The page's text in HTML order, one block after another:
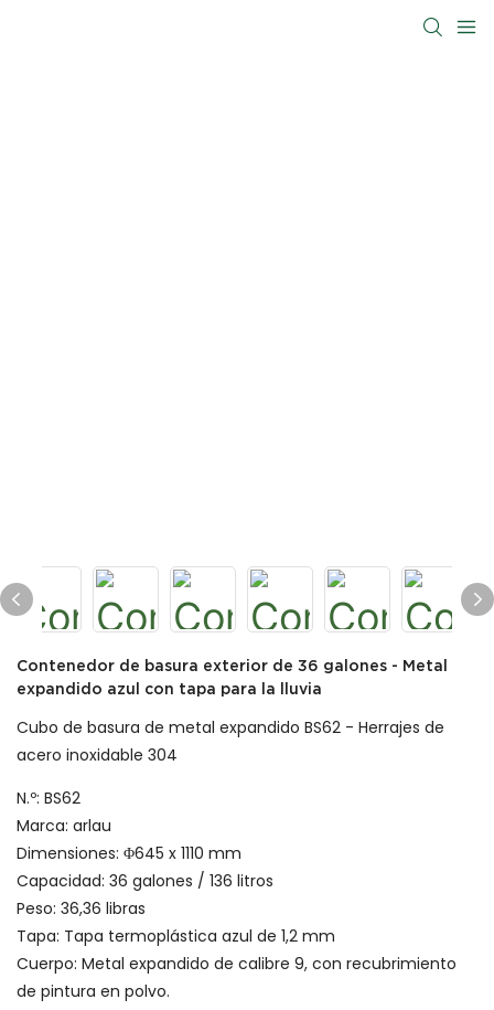
Contenedor de basura exterior de 36 galones - Metal
expandido azul con tapa para la lluvia
Cubo de basura de metal expandido BS62 - Herrajes de
acero inoxidable 304
N.º: BS62
Marca: arlau
Dimensiones: Φ645 x 1110 mm
Capacidad: 36 galones / 136 litros
Peso: 36,36 libras
Tapa: Tapa termoplástica azul de 1,2 mm
Cuerpo: Metal expandido de calibre 9, con recubrimiento
de pintura en polvo.